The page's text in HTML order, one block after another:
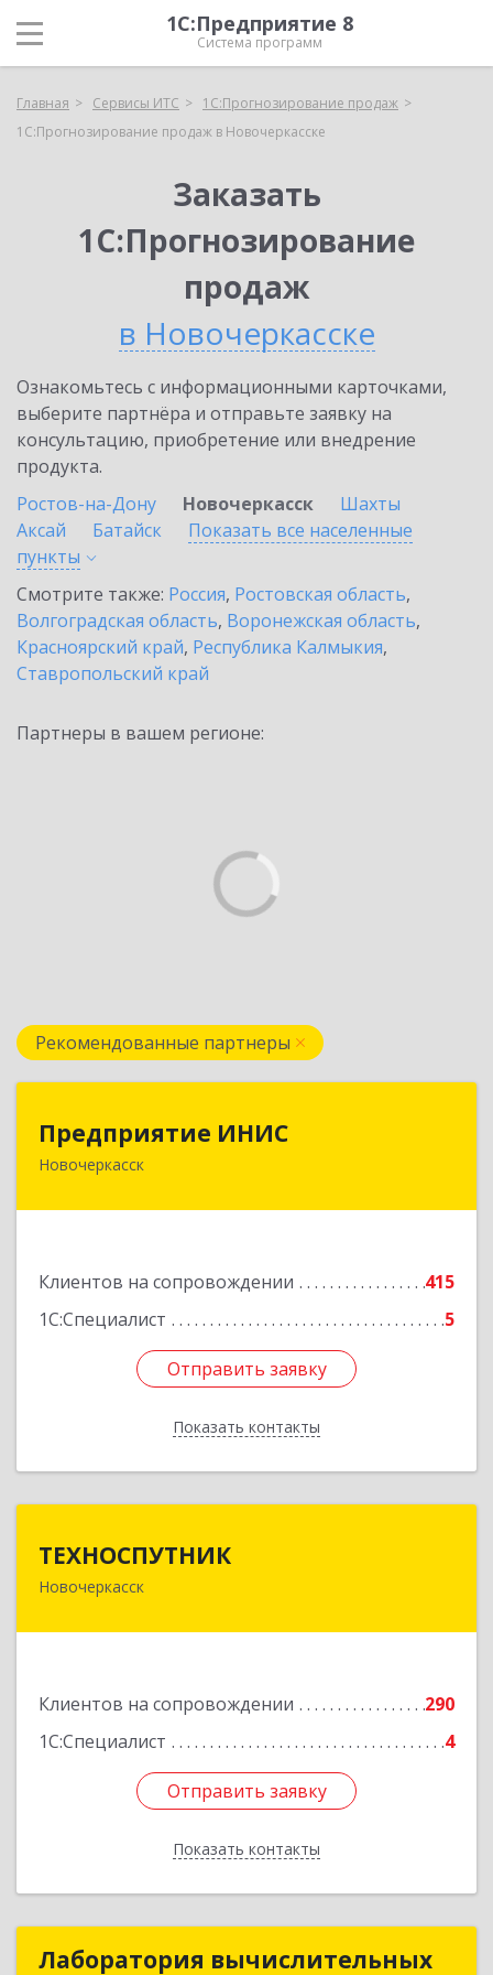
1С:Предприятие 8
Система программ
Главная Сервисы ИТС
1С:Прогнозирование продаж
1С:Прогнозирование продаж в Новочеркасске
Заказать
1С:Прогнозирование
продаж
в Новочеркасске
Ознакомьтесь с информационными карточками,
выберите партнёра и отправьте заявку на
консультацию, приобретение или внедрение
продукта.
Ростов-на-Дону
Новочеркасск
Шахты
Аксай
Батайск
Показать все населенные
пункты
Смотрите также: Россия, Ростовская область,
Волгоградская область, Воронежская область,
Красноярский край, Республика Калмыкия,
Ставропольский край
Партнеры в вашем регионе:
Рекомендованные партнеры
Предприятие ИНИС
Новочеркасск
Клиентов на сопровождении
415
1С:Специалист
5
Отправить заявку
Показать контакты
346430, Ростовская обл, Новочеркасск г,
Отправить заявку
Назад
ТЕХНОСПУТНИК
Новочеркасск
Клиентов на сопровождении
290
1С:Специалист
4
Отправить заявку
Показать контакты
346400, Ростовская обл, Новочеркасск г,
Отправить заявку
Назад
Лаборатория вычислительных
Лаборатория вычислительных